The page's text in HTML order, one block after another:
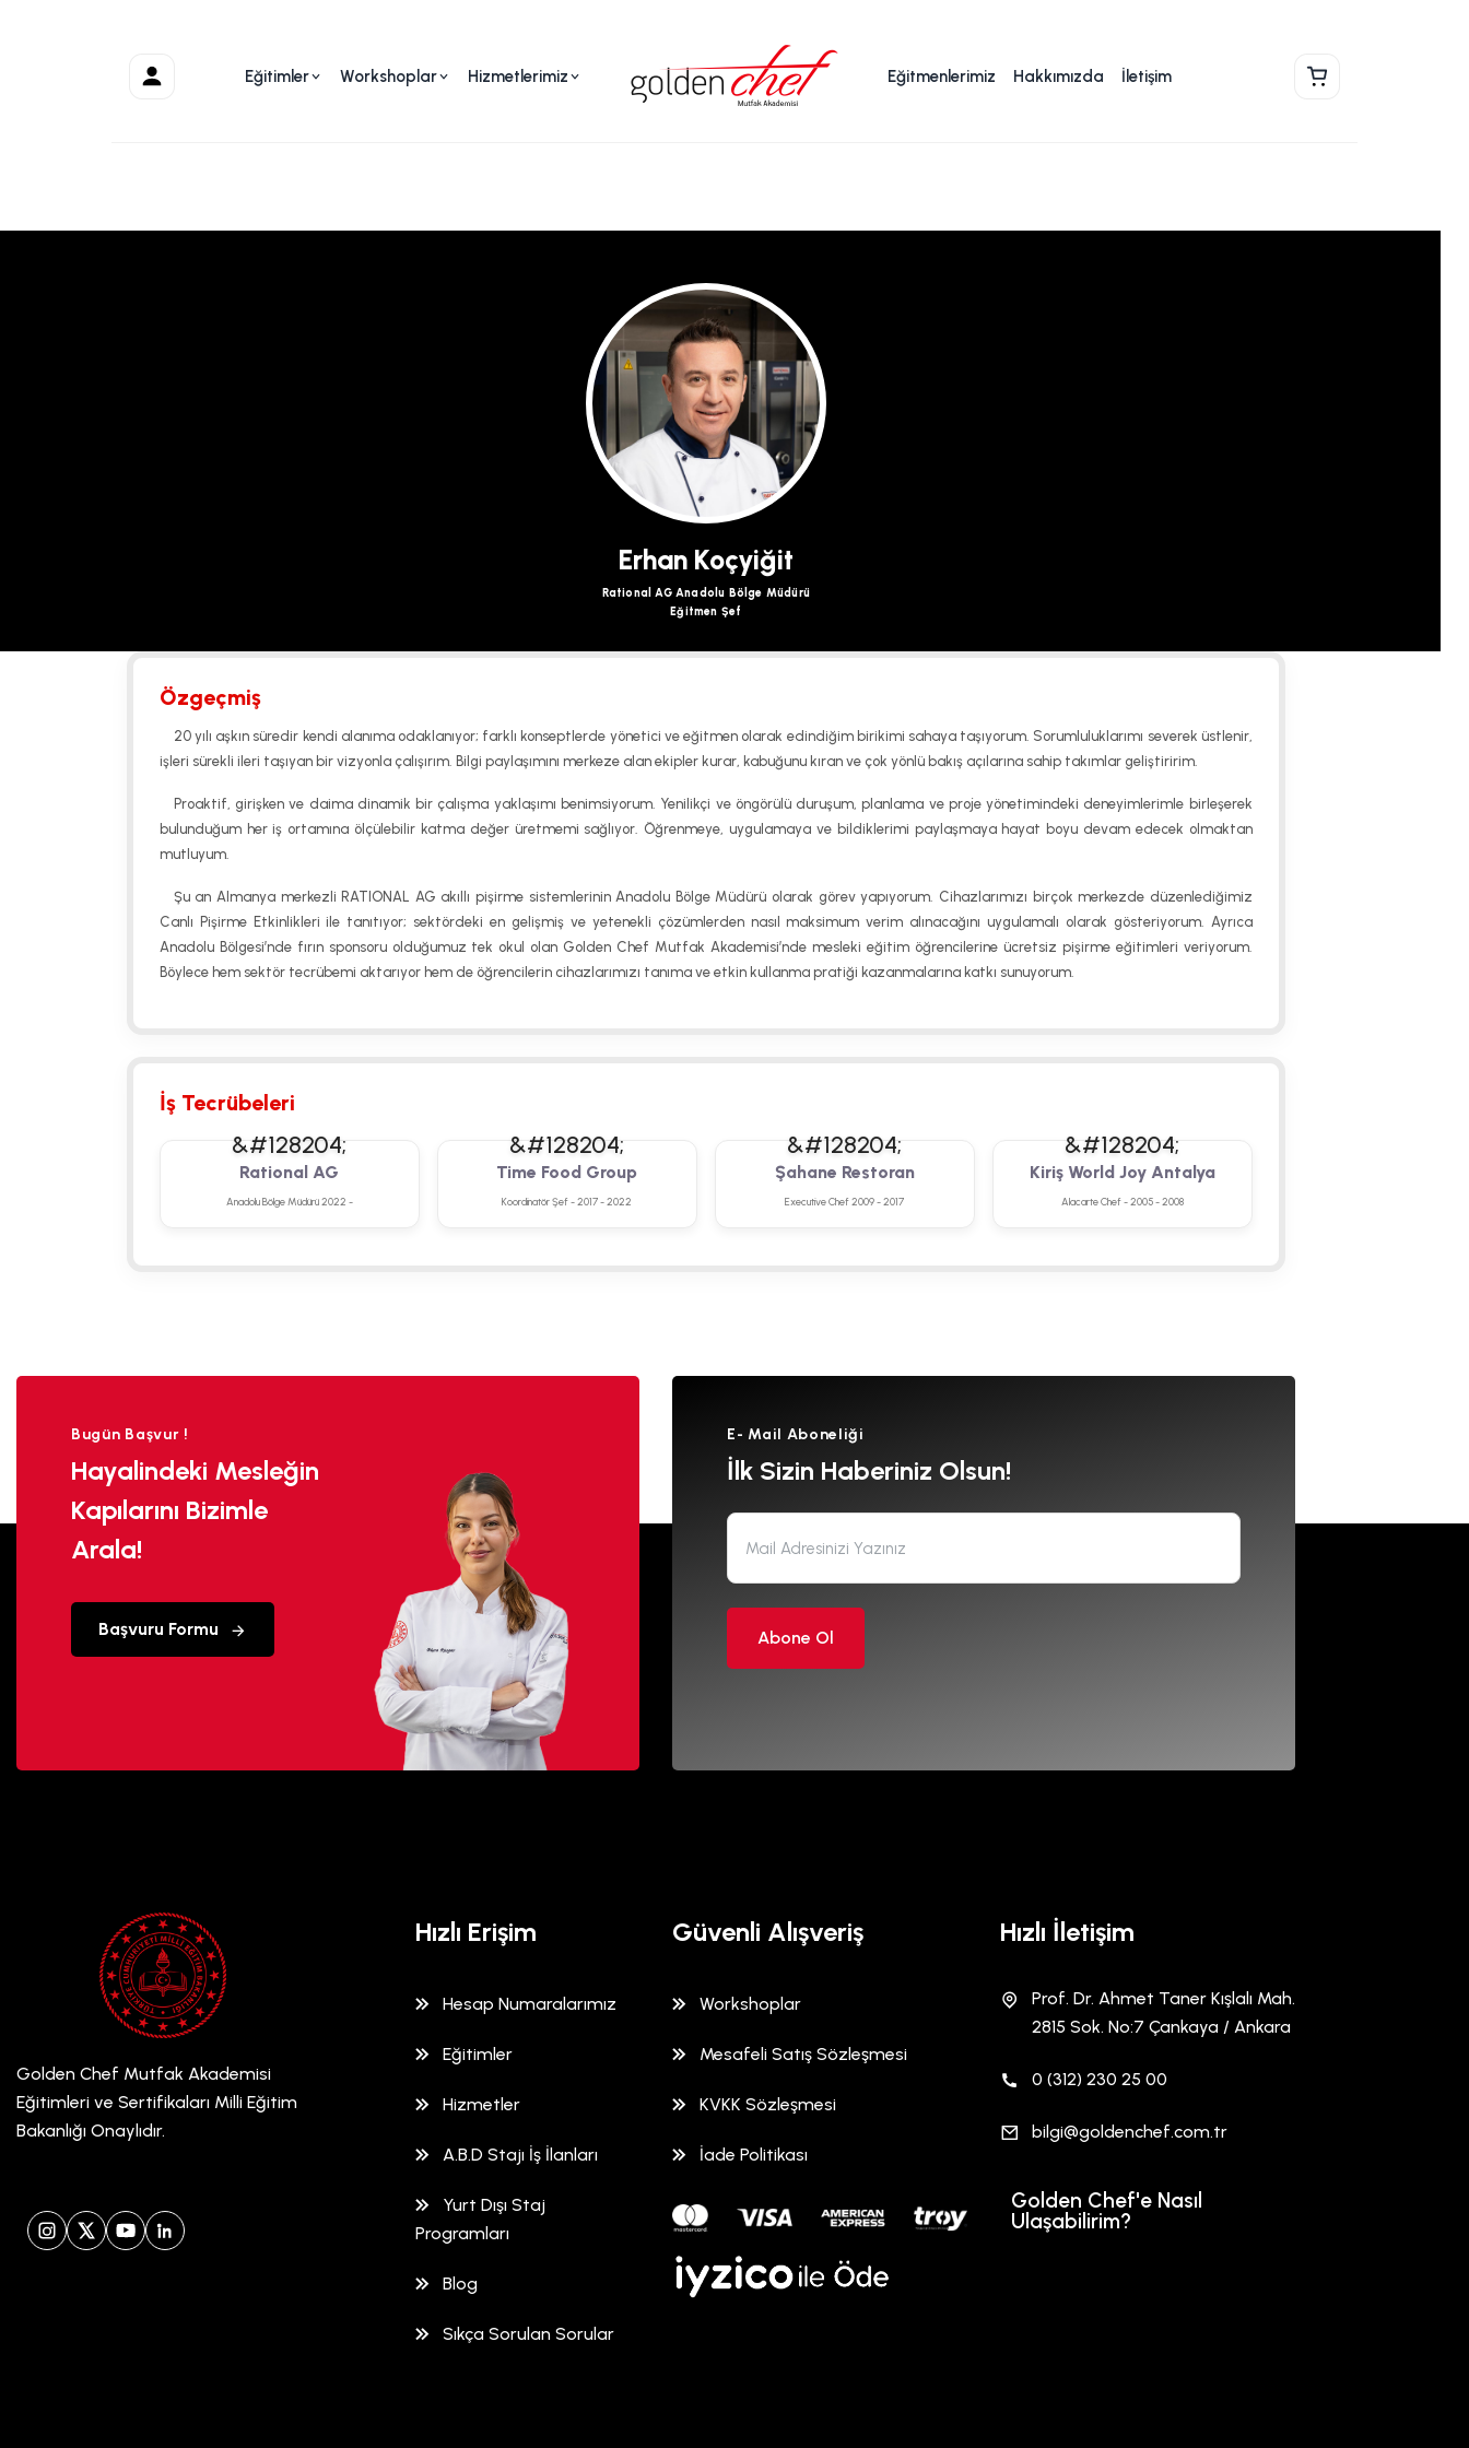
Hesabım
Eğitimler Workshoplar Hizmetlerimiz Eğitmenlerimiz Hakkımızda İletişim
Sepet
Erhan Koçyiğit
Rational AG Anadolu Bölge Müdürü
Eğitmen Şef
Özgeçmiş
20 yılı aşkın süredir kendi alanıma odaklanıyor; farklı konseptlerde yönetici ve eğitmen olarak edindiğim birikimi sahaya taşıyorum. Sorumluluklarımı severek üstlenir,
işleri sürekli ileri taşıyan bir vizyonla çalışırım. Bilgi paylaşımını merkeze alan ekipler kurar, kabuğunu kıran ve çok yönlü bakış açılarına sahip takımlar geliştiririm.
Proaktif, girişken ve daima dinamik bir çalışma yaklaşımı benimsiyorum. Yenilikçi ve öngörülü duruşum, planlama ve proje yönetimindeki deneyimlerimle birleşerek
bulunduğum her iş ortamına ölçülebilir katma değer üretmemi sağlıyor. Öğrenmeye, uygulamaya ve bildiklerimi paylaşmaya hayat boyu devam edecek olmaktan
mutluyum.
Şu an Almanya merkezli RATIONAL AG akıllı pişirme sistemlerinin Anadolu Bölge Müdürü olarak görev yapıyorum. Cihazlarımızı birçok merkezde düzenlediğimiz
Canlı Pişirme Etkinlikleri ile tanıtıyor; sektördeki en gelişmiş ve yetenekli çözümlerden nasıl maksimum verim alınacağını uygulamalı olarak gösteriyorum. Ayrıca
Anadolu Bölgesi’nde fırın sponsoru olduğumuz tek okul olan Golden Chef Mutfak Akademisi’nde mesleki eğitim öğrencilerine ücretsiz pişirme eğitimleri veriyorum.
Böylece hem sektör tecrübemi aktarıyor hem de öğrencilerin cihazlarımızı tanıma ve etkin kullanma pratiği kazanmalarına katkı sunuyorum.
İş Tecrübeleri
Rational AG
Anadolu Bölge Müdürü 2022 -
Time Food Group
Koordinatör Şef - 2017 - 2022
Şahane Restoran
Executive Chef 2009 - 2017
Kiriş World Joy Antalya
Alacarte Chef - 2005 - 2008
Bugün Başvur !
Hayalindeki Mesleğin
Kapılarını Bizimle
Arala!
Başvuru Formu
E- Mail Aboneliği
İlk Sizin Haberiniz Olsun!
Abone Ol
Golden Chef Mutfak Akademisi
Eğitimleri ve Sertifikaları Milli Eğitim
Bakanlığı Onaylıdır.
Instagram
X (Twitter)
YouTubeLinkedIn
Hızlı Erişim
Hesap Numaralarımız
Eğitimler
Hizmetler
A.B.D Stajı İş İlanları
Yurt Dışı Staj
Programları
Blog
Sıkça Sorulan Sorular
Güvenli Alışveriş
Workshoplar
Mesafeli Satış Sözleşmesi
KVKK Sözleşmesi
İade Politikası
Hızlı İletişim
Prof. Dr. Ahmet Taner Kışlalı Mah.
2815 Sok. No:7 Çankaya / Ankara
0 (312) 230 25 00
bilgi@goldenchef.com.tr
Golden Chef'e Nasıl
Ulaşabilirim?